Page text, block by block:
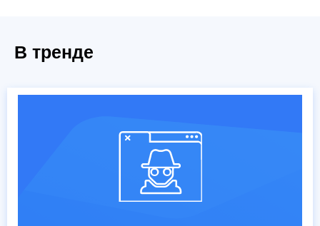
В тренде